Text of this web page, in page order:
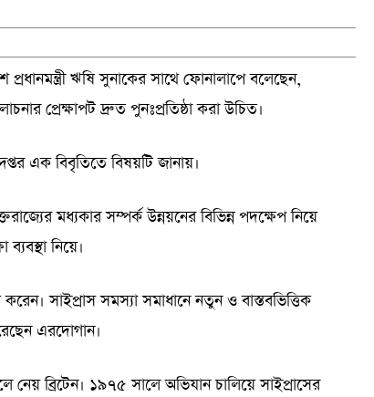
প্রধানমন্ত্রী ঋষি সুনাকের সাথে ফোনালাপে বলেছেন,
প্রেক্ষাপট দ্রুত পুনঃপ্রতিষ্ঠা করা উচিত।
এক বিবৃতিতে বিষয়টি জানায়।
মধ্যকার সম্পর্ক উন্নয়নের বিভিন্ন পদক্ষেপ নিয়ে
নিয়ে।
সাইপ্রাস সমস্যা সমাধানে নতুন ও বাস্তবভিত্তিক
এরদোগান।
ব্রিটেন। ১৯৭৫ সালে অভিযান চালিয়ে সাইপ্রাসের